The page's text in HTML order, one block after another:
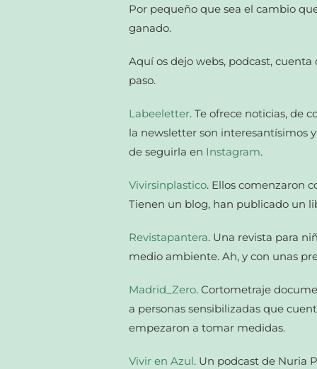
Por pequeño que sea el cambio
ganado.
Aquí os dejo webs, podcast,
paso.
Labeeletter. Te ofrece noticias, de
la newsletter son interesantísimos
de seguirla en Instagram.
Vivirsinplastico. Ellos comenzaron
Tienen un blog, han publicado un
Revistapantera. Una revista para
medio ambiente. Ah, y con unas
Madrid_Zero. Cortometraje
a personas sensibilizadas que
empezaron a tomar medidas.
Vivir en Azul. Un podcast de Nuria